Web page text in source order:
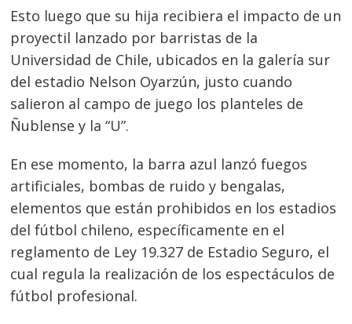
Esto luego que su hija recibiera el impacto de un
proyectil lanzado por barristas de la
Universidad de Chile, ubicados en la galería sur
del estadio Nelson Oyarzún, justo cuando
salieron al campo de juego los planteles de
Ñublense y la “U”.
En ese momento, la barra azul lanzó fuegos
artificiales, bombas de ruido y bengalas,
elementos que están prohibidos en los estadios
del fútbol chileno, específicamente en el
reglamento de Ley 19.327 de Estadio Seguro, el
cual regula la realización de los espectáculos de
fútbol profesional.